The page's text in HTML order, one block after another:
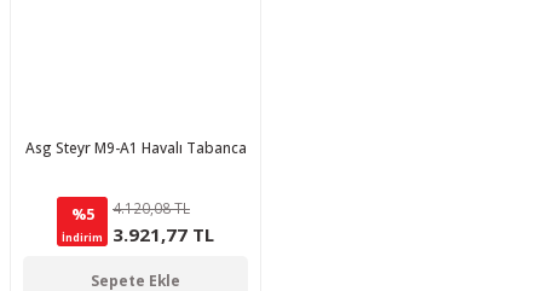
Asg Steyr M9-A1 Havalı Tabanca
%5
İndirim
4.120,08 TL
3.921,77 TL
Sepete Ekle